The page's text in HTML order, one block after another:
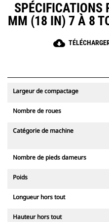
SPÉCIFICATIONS
MM (18 IN) 7 À 8
cloud_download
Largeur de compactage
Nombre de roues
Catégorie de machine
Nombre de pieds dameurs
Poids
Longueur hors tout
Hauteur hors tout